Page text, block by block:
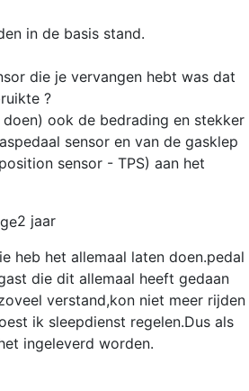
in de basis stand.
die je vervangen hebt was dat
?
ook de bedrading en stekker
sensor en van de gasklep
sensor - TPS) aan het
2 jaar
heb het allemaal laten doen.pedal
die dit allemaal heeft gedaan
verstand,kon niet meer rijden
ik sleepdienst regelen.Dus als
ingeleverd worden.